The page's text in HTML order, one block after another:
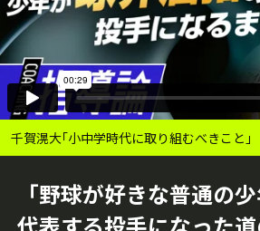
千賀滉大｢小中学時代に取り組むべきこと｣
「野球が好きな普通の